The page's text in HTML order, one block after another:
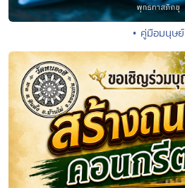
• คู่มือมนุษย์